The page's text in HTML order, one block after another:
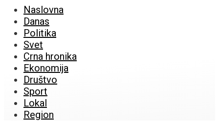
Naslovna
Danas
Politika
Svet
Crna hronika
Ekonomija
Društvo
Sport
Lokal
Region